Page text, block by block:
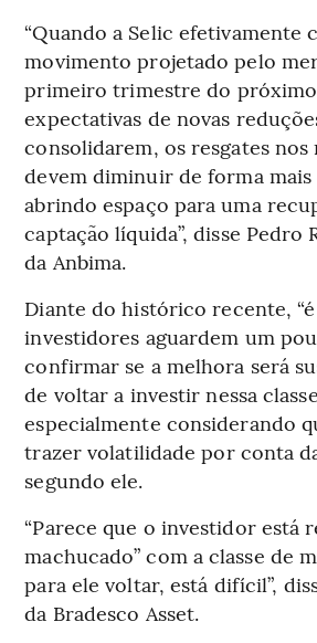
“Quando a Selic efetivamente
movimento projetado pelo
primeiro trimestre do próximo
expectativas de novas
consolidarem, os resgates
devem diminuir de forma
abrindo espaço para uma
captação líquida”, disse Pedro
da Anbima.
Diante do histórico recente,
investidores aguardem um
confirmar se a melhora será
de voltar a investir nessa
especialmente considerando
trazer volatilidade por conta
segundo ele.
“Parece que o investidor está
machucado” com a classe de
para ele voltar, está difícil”,
da Bradesco Asset.